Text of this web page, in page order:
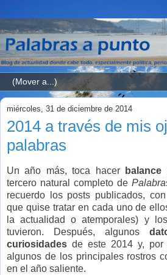
miércoles, 31 de diciembre de 2014
2014 a través de mis
palabras
Un año más, toca hacer
tercero natural completo de
recuerdo los posts publicados,
que quise tratar en cada uno de
la actualidad o atemporales) y
tuvieron. Después, algunos
curiosidades de este 2014 y, por
algunos de los principales rostros
en el año saliente.